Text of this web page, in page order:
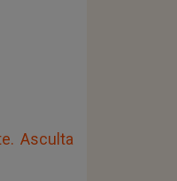
Asculta